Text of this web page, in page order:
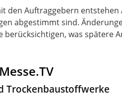
den Auftraggebern
abgestimmt sind.
berücksichtigen, was spätere
Trockenbaustoffwerke